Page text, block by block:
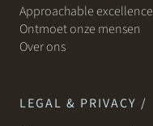
Approachable excellence
Ontmoet onze mensen
Over ons
LEGAL & PRIVACY /